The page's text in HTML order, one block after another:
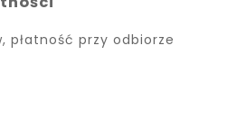
płatność przy odbiorze